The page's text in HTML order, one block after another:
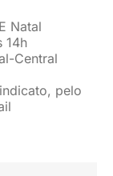
Natal
14h
Central
pelo